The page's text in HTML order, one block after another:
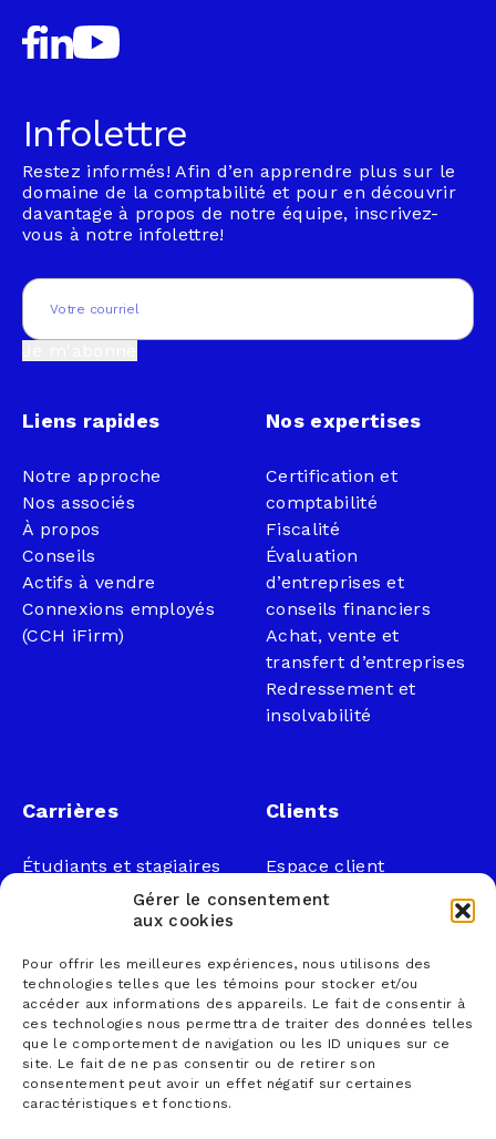
Gérer le consentement
aux cookies
Pour offrir les meilleures expériences, nous utilisons des
technologies telles que les témoins pour stocker et/ou
accéder aux informations des appareils. Le fait de consentir à
ces technologies nous permettra de traiter des données telles
que le comportement de navigation ou les ID uniques sur ce
site. Le fait de ne pas consentir ou de retirer son
consentement peut avoir un effet négatif sur certaines
caractéristiques et fonctions.
Infolettre
Restez informés! Afin d’en apprendre plus sur le
domaine de la comptabilité et pour en découvrir
davantage à propos de notre équipe, inscrivez-
vous à notre infolettre!
Email
Liens rapides
Notre approche
Nos associés
À propos
Conseils
Actifs à vendre
Connexions employés
(CCH iFirm)
Nos expertises
Certification et
comptabilité
Fiscalité
Évaluation
d’entreprises et
conseils financiers
Achat, vente et
transfert d’entreprises
Redressement et
insolvabilité
Carrières
Étudiants et stagiaires
Professionnels
Nous joindre
1 866 833-2114 (sans
frais)
courrier@lemieuxnolet
.ca
Contactez un syndic
Trouver un bureau
Clients
Espace client
Légal
Loi sur la faillite et
l’insolvabilité
Politique de
confidentialité
Politique sur la